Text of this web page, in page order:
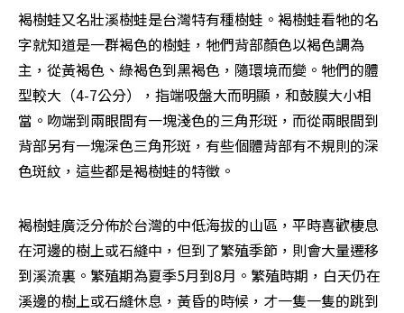
褐樹蛙又名壯溪樹蛙是台灣特有種樹蛙。褐樹蛙看牠的名
字就知道是一群褐色的樹蛙，牠們背部顏色以褐色調為
主，從黃褐色、綠褐色到黑褐色，隨環境而變。牠們的體
型較大（4-7公分），指端吸盤大而明顯，和鼓膜大小相
當。吻端到兩眼間有一塊淺色的三角形斑，而從兩眼間到
背部另有一塊深色三角形斑，有些個體背部有不規則的深
色斑紋，這些都是褐樹蛙的特徵。
褐樹蛙廣泛分佈於台灣的中低海拔的山區，平時喜歡棲息
在河邊的樹上或石縫中，但到了繁殖季節，則會大量遷移
到溪流裏。繁殖期為夏季5月到8月。繁殖時期，白天仍在
溪邊的樹上或石縫休息，黃昏的時候，才一隻一隻的跳到